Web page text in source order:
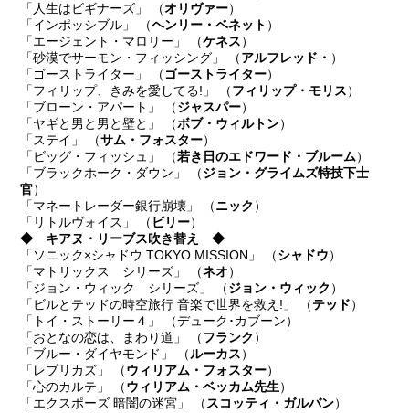
「人生はビギナーズ」 （オリヴァー）
「インポッシブル」 （ヘンリー・ベネット ）
「エージェント・マロリー」 （ケネス）
「砂漠でサーモン・フィッシング」 （アルフレッド・ ）
「ゴーストライター」 （ ゴーストライター）
「フィリップ、きみを愛してる!」 （フィリップ・モリス）
「ブローン・アパート」 （ジャスパー）
「ヤギと男と男と壁と」 （ボブ・ウィルトン）
「ステイ」 （サム・フォスター）
「ビッグ・フィッシュ」 （若き日のエドワード・ブルーム）
「ブラックホーク・ダウン」 （ジョン・グライムズ特技下士
官）
「マネートレーダー銀行崩壊」 （ニック ）
「リトルヴォイス」 （ ビリー）
◆ キアヌ・リーブス吹き替え ◆
「ソニック×シャドウ TOKYO MISSION」 （シャドウ）
「マトリックス シリーズ」 （ネオ）
「ジョン・ウィック シリーズ」 （ジョン・ウィック ）
「ビルとテッドの時空旅行 音楽で世界を救え!」 （テッド）
「トイ・ストーリー４」 （デューク･カブーン）
「おとなの恋は、まわり道」 （フランク ）
「ブルー・ダイヤモンド」 （ルーカス）
「レプリカズ」 （ウィリアム・フォスター）
「心のカルテ」 （ウィリアム・ベッカム先生）
「エクスポーズ 暗闇の迷宮」 （ スコッティ・ガルバン）